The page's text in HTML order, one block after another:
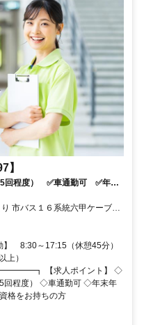
】
回程度） ✅車通勤可 ✅年末
格をお持ちの方
】 8:30～17:15（休憩45分）
上）
【求人ポイント】 ◇
回程度） ◇車通勤可 ◇年末年
格をお持ちの方